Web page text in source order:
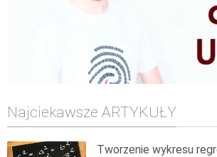
Najciekawsze ARTYKUŁY
Tworzenie wykresu